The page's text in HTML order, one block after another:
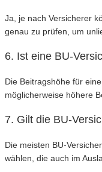
Ja, je nach Versicherer
genau zu prüfen, um
6. Ist eine BU-
Die Beitragshöhe für
möglicherweise höhere
7. Gilt die BU-
Die meisten BU-
wählen, die auch im